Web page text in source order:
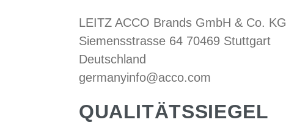
LEITZ ACCO Brands GmbH & Co. KG
Siemensstrasse 64 70469 Stuttgart
Deutschland
germanyinfo@acco.com
QUALITÄTSSIEGEL